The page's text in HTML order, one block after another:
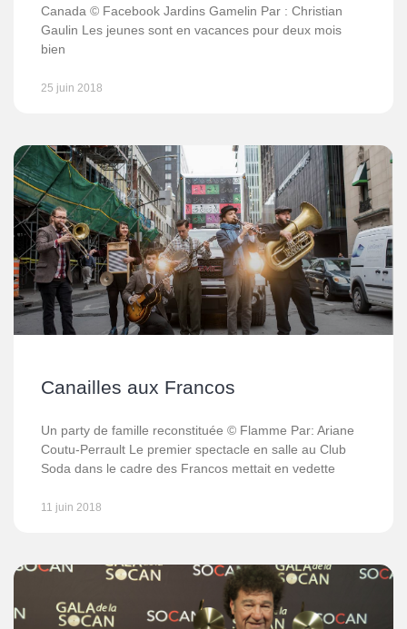
Canada © Facebook Jardins Gamelin Par : Christian
Gaulin Les jeunes sont en vacances pour deux mois
bien
25 juin 2018
Canailles aux Francos
Un party de famille reconstituée © Flamme Par: Ariane
Coutu-Perrault Le premier spectacle en salle au Club
Soda dans le cadre des Francos mettait en vedette
11 juin 2018